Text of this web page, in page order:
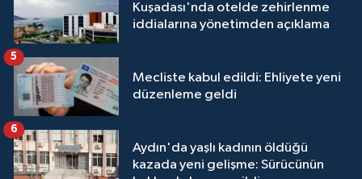
Kuşadası'nda otelde zehirlenme
iddialarına yönetimden açıklama
Mecliste kabul edildi: Ehliyete yeni
düzenleme geldi
5
Aydın'da yaşlı kadının öldüğü
kazada yeni gelişme: Sürücünün
6